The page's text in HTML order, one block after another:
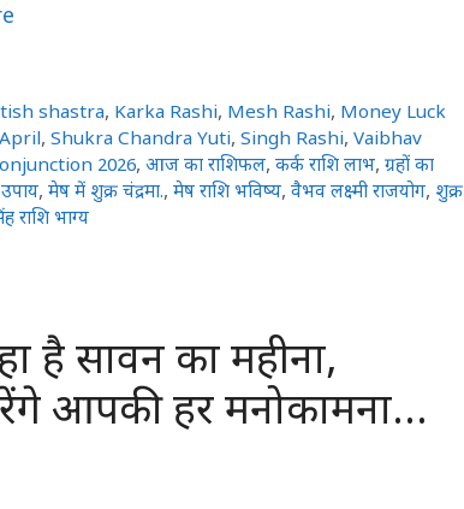
shastra, Karka Rashi, Mesh Rashi, Money Luck
, Shukra Chandra Yuti, Singh Rashi, Vaibhav
2026, आज का राशिफल, कर्क राशि लाभ, ग्रहों का
, मेष में शुक्र चंद्रमा., मेष राशि भविष्य, वैभव लक्ष्मी राजयोग, शुक्र
राशि भाग्य
है सावन का महीना,
आपकी हर मनोकामना…